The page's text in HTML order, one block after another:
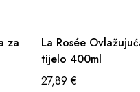
za
La Rosée
tijelo 400ml
27,89€